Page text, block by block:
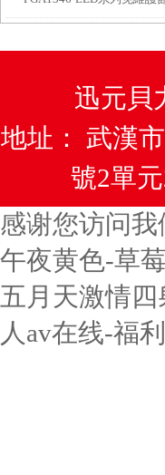
迅元貝
地址： 武漢
號2單
感谢您访问
午夜黄色-草
五月天激情
人av在线-福